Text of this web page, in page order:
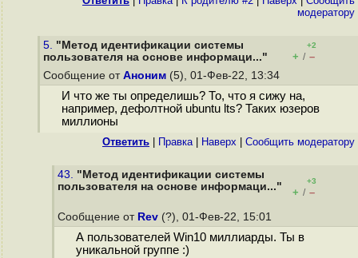
модератору
5. "Метод идентификации системы
пользователя на основе информаци..."
+2
+ / –
Сообщение от Аноним (5), 01-Фев-22, 13:34
И что же ты определишь? То, что я сижу на,
например, дефолтной ubuntu lts? Таких юзеров
миллионы
Ответить Правка| Наверх Cообщить модератору
43. "Метод идентификации системы
пользователя на основе информаци..."
+3
+ / –
Сообщение от Rev (?), 01-Фев-22, 15:01
А пользователей Win10 миллиарды. Ты в
уникальной группе :)